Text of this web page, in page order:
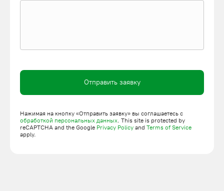
Отправить заявку
Нажимая на кнопку «Отправить заявку» вы соглашаетесь с
обработкой персональных данных. This site is protected by
reCAPTCHA and the Google Privacy Policy and Terms of Service
apply.